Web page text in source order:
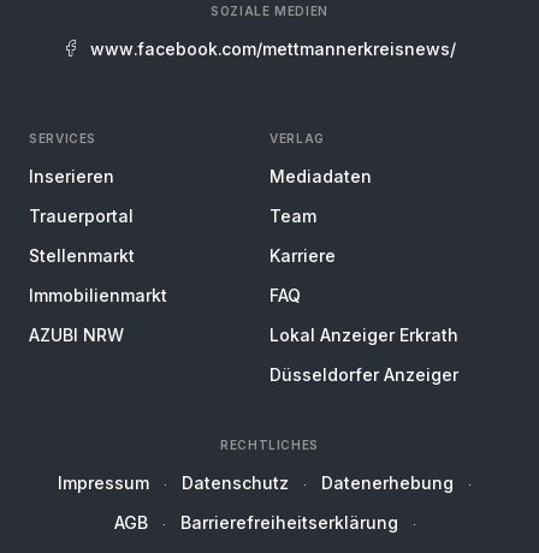
SOZIALE MEDIEN
www.facebook.com/mettmannerkreisnews/
SERVICES
Inserieren
Trauerportal
Stellenmarkt
Immobilienmarkt
AZUBI NRW
VERLAG
Mediadaten
Team
Karriere
FAQ
Lokal Anzeiger Erkrath
Düsseldorfer Anzeiger
RECHTLICHES
Impressum Datenschutz
Datenerhebung
AGB
Barrierefreiheitserklärung